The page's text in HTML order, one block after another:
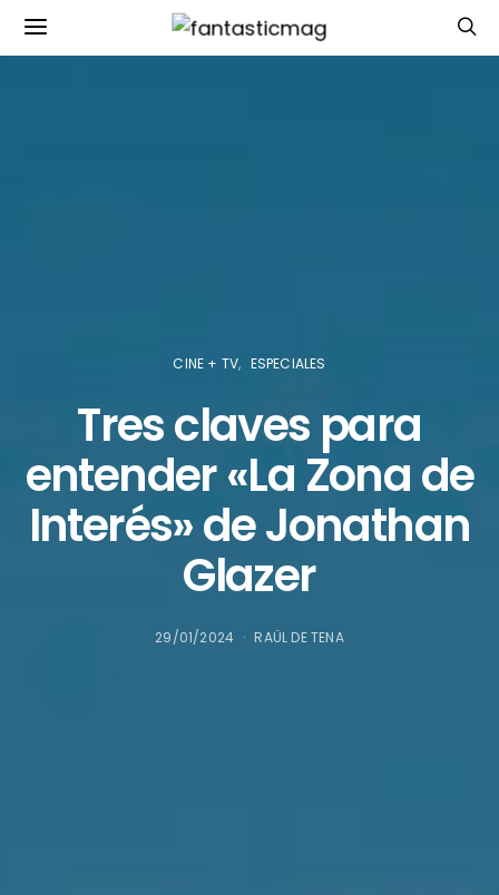
CINE + TV ESPECIALES
Tres claves para
entender «La Zona de
Interés» de Jonathan
Glazer
29/01/2024 RAÜL DE TENA